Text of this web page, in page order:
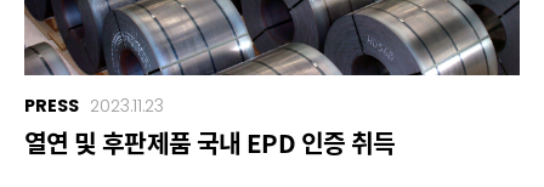
PRESS 2023.11.23
열연 및 후판제품 국내 EPD 인증 취득